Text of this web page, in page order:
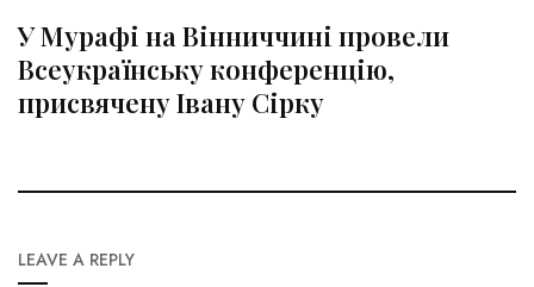
У Мурафі на Вінниччині провели
Всеукраїнську конференцію,
присвячену Івану Сірку
LEAVE A REPLY